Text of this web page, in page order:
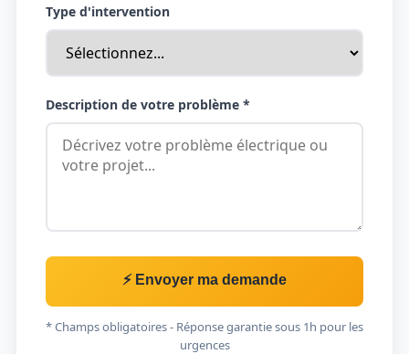
Type d'intervention
Description de votre problème *
⚡ Envoyer ma demande
* Champs obligatoires - Réponse garantie sous 1h pour les
urgences